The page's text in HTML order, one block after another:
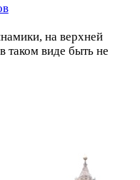
на верхней
таком виде быть не